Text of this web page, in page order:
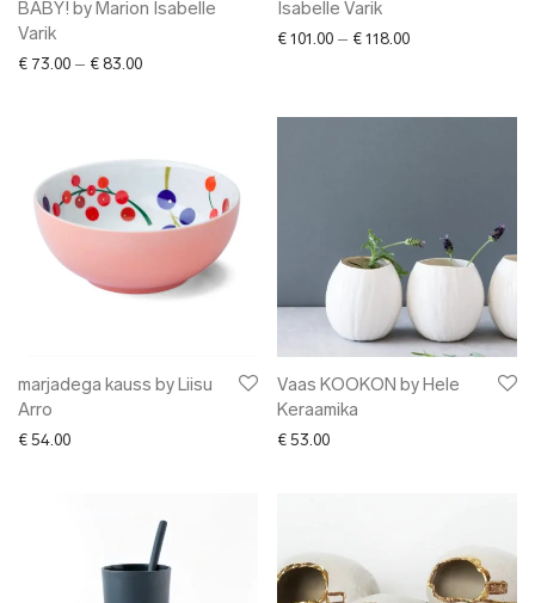
BABY! by Marion Isabelle
Varik
€ 73.00 – € 83.00Price range: € 73.00 through € 83.00
Isabelle Varik
€ 101.00 – € 118.00Price range: €
marjadega kauss by Liisu
Arro
€ 54.00
Vaas KOOKON by Hele
Keraamika
€ 53.00